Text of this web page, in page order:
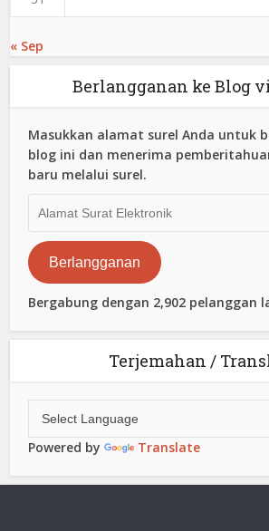
« Sep
Berlangganan ke Blog
Masukkan alamat surel Anda untuk
blog ini dan menerima
baru melalui surel.
Surat
Elektronik
Berlangganan
Bergabung dengan 2,902 pelanggan
Terjemahan /
Powered by Translate